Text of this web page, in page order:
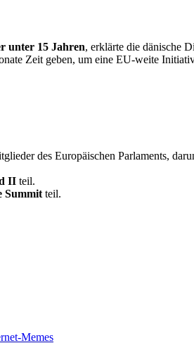
unter 15 Jahren, erklärte die dänische
Zeit geben, um eine EU-weite
des Europäischen Parlaments,
II teil.
Summit teil.
Memes